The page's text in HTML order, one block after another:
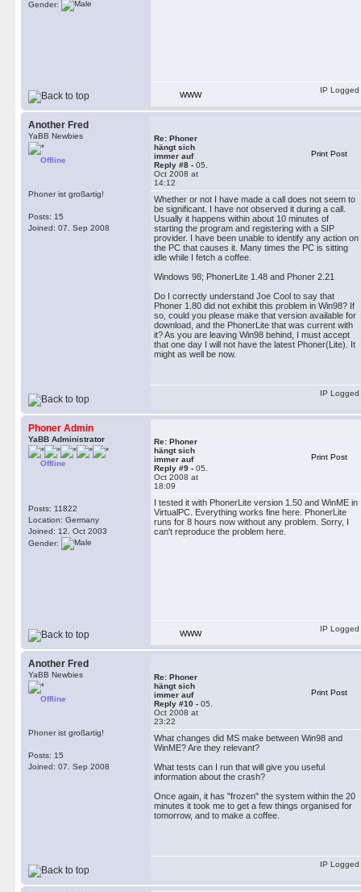
Gender:
WWW
IP Logged
Another Fred
YaBB Newbies
Offline
Phoner ist großartig!
Posts: 15
Joined: 07. Sep 2008
Re: Phoner
hängt sich
immer auf
Reply #8 - 05.
Oct 2008 at
14:12
Print Post
Whether or not I have made a call does not seem to
be significant. I have not observed it during a call.
Usually it happens within about 10 minutes of
starting the program and registering with a SIP
provider. I have been unable to identify any action on
the PC that causes it. Many times the PC is sitting
idle while I fetch a coffee.
Windows 98; PhonerLite 1.48 and Phoner 2.21
Do I correctly understand Joe Cool to say that
Phoner 1.80 did not exhibit this problem in Win98? If
so, could you please make that version available for
download, and the PhonerLite that was current with
it? As you are leaving Win98 behind, I must accept
that one day I will not have the latest Phoner(Lite). It
might as well be now.
IP Logged
Phoner Admin
YaBB Administrator
Offline
Posts: 11822
Location: Germany
Joined: 12. Oct 2003
Gender:
Re: Phoner
hängt sich
immer auf
Reply #9 - 05.
Oct 2008 at
18:09
Print Post
I tested it with PhonerLite version 1.50 and WinME in
VirtualPC. Everything works fine here. PhonerLite
runs for 8 hours now without any problem. Sorry, I
can't reproduce the problem here.
WWW
IP Logged
Another Fred
YaBB Newbies
Offline
Phoner ist großartig!
Posts: 15
Joined: 07. Sep 2008
Re: Phoner
hängt sich
immer auf
Reply #10 - 05.
Oct 2008 at
23:22
Print Post
What changes did MS make between Win98 and
WinME? Are they relevant?
What tests can I run that will give you useful
information about the crash?
Once again, it has "frozen" the system within the 20
minutes it took me to get a few things organised for
tomorrow, and to make a coffee.
IP Logged